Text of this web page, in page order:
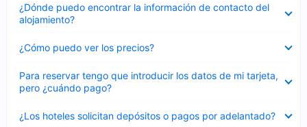
¿Dónde puedo encontrar la información de contacto del
alojamiento?
cerrado
¿Cómo puedo ver los precios?
cerrado
Para reservar tengo que introducir los datos de mi tarjeta,
pero ¿cuándo pago?
cerrado
¿Los hoteles solicitan depósitos o pagos por adelantado?
cerrado